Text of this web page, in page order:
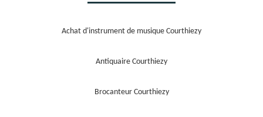
Achat d'instrument de musique Courthiezy
Antiquaire Courthiezy
Brocanteur Courthiezy